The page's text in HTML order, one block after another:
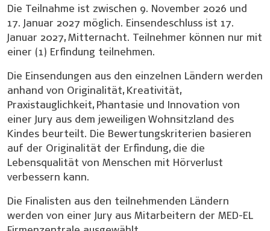
Die Teilnahme ist zwischen 9. November 2026 und
17. Januar 2027 möglich. Einsendeschluss ist 17.
Januar 2027, Mitternacht. Teilnehmer können nur mit
einer (1) Erfindung teilnehmen.
Die Einsendungen aus den einzelnen Ländern werden
anhand von Originalität, Kreativität,
Praxistauglichkeit, Phantasie und Innovation von
einer Jury aus dem jeweiligen Wohnsitzland des
Kindes beurteilt. Die Bewertungskriterien basieren
auf der Originalität der Erfindung, die die
Lebensqualität von Menschen mit Hörverlust
verbessern kann.
Die Finalisten aus den teilnehmenden Ländern
werden von einer Jury aus Mitarbeitern der MED-EL